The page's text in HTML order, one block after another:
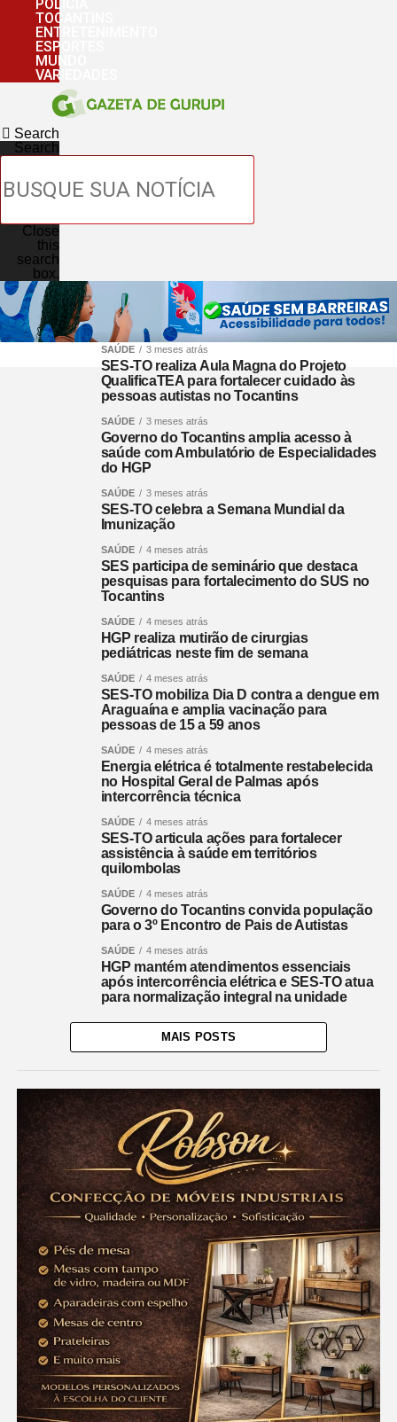
POLÍCIA
TOCANTINS
ENTRETENIMENTO
ESPORTES
MUNDO
VARIEDADES
Search
Search
Close
this
search
box.
SAÚDE 3 meses atrás
SES-TO realiza Aula Magna do Projeto
QualificaTEA para fortalecer cuidado às
pessoas autistas no Tocantins
SAÚDE 3 meses atrás
Governo do Tocantins amplia acesso à
saúde com Ambulatório de Especialidades
do HGP
SAÚDE 3 meses atrás
SES-TO celebra a Semana Mundial da
Imunização
SAÚDE 4 meses atrás
SES participa de seminário que destaca
pesquisas para fortalecimento do SUS no
Tocantins
SAÚDE 4 meses atrás
HGP realiza mutirão de cirurgias
pediátricas neste fim de semana
SAÚDE 4 meses atrás
SES-TO mobiliza Dia D contra a dengue em
Araguaína e amplia vacinação para
pessoas de 15 a 59 anos
SAÚDE 4 meses atrás
Energia elétrica é totalmente restabelecida
no Hospital Geral de Palmas após
intercorrência técnica
SAÚDE 4 meses atrás
SES-TO articula ações para fortalecer
assistência à saúde em territórios
quilombolas
SAÚDE 4 meses atrás
Governo do Tocantins convida população
para o 3º Encontro de Pais de Autistas
SAÚDE 4 meses atrás
HGP mantém atendimentos essenciais
após intercorrência elétrica e SES-TO atua
para normalização integral na unidade
MAIS POSTS